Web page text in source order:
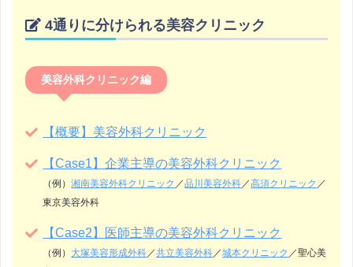
4通りに分けられる美容クリニック
美容外科クリニック編
【概要】美容外科クリニック
【Case1】企業主導の美容外科クリニック
（例）湘南美容外科クリニック ／品川美容外科／高須クリニック ／
東京美容外科
【Case2】医師主導の美容外科クリニック
（例） 大塚美容形成外科／共立美容外科／城本クリニック ／聖心美